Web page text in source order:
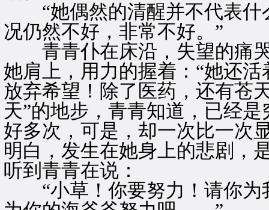
“她偶然的清醒并不代表什
况仍然不好，非常不好。”
青青仆在床沿，失望的痛哭
她肩上，用力的握着：“她还
放弃希望！除了医药，还有苍
天”的地步，青青知道，已经
好多次，可是，却一次比一次
明白，发生在她身上的悲剧，
听到青青在说：
“小草！你要努力！请你为